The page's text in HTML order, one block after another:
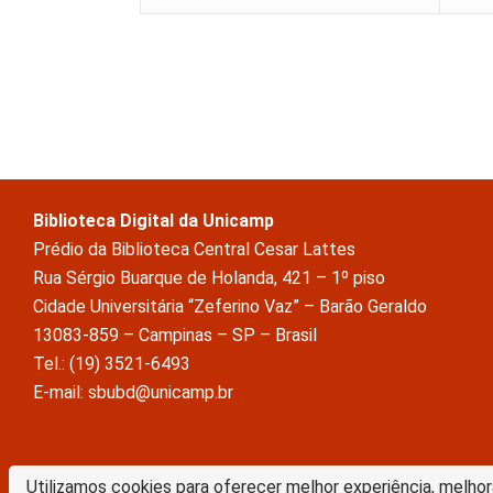
Utilizamos cookies para oferecer melhor experiência,
Biblioteca Digital da Unicamp
Prédio da Biblioteca Central Cesar Lattes
Rua Sérgio Buarque de Holanda, 421 – 1º piso
Cidade Universitária “Zeferino Vaz” – Barão Geraldo
13083-859 – Campinas – SP – Brasil
Tel.: (19) 3521-6493
E-mail: sbubd@unicamp.br
A Biblioteca Digital da Unicamp está licenciado com uma Licença